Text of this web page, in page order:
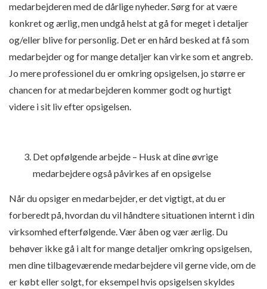
medarbejderen med de dårlige nyheder. Sørg for at være
konkret og ærlig, men undgå helst at gå for meget i detaljer
og/eller blive for personlig. Det er en hård besked at få som
medarbejder og for mange detaljer kan virke som et angreb.
Jo mere professionel du er omkring opsigelsen, jo større er
chancen for at medarbejderen kommer godt og hurtigt
videre i sit liv efter opsigelsen.
Det opfølgende arbejde – Husk at dine øvrige
medarbejdere også påvirkes af en opsigelse
Når du opsiger en medarbejder, er det vigtigt, at du er
forberedt på, hvordan du vil håndtere situationen internt i din
virksomhed efterfølgende. Vær åben og vær ærlig. Du
behøver ikke gå i alt for mange detaljer omkring opsigelsen,
men dine tilbageværende medarbejdere vil gerne vide, om de
er købt eller solgt, for eksempel hvis opsigelsen skyldes